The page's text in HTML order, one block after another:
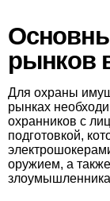
рынков
Для охраны
рынках
охранников с
подготовкой,
оружием, а
злоумышленника